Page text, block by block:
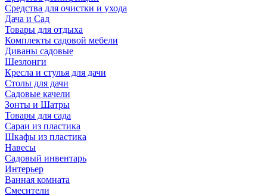
Средства для очистки и ухода
Дача и Сад
Товары для отдыха
Комплекты садовой мебели
Диваны садовые
Шезлонги
Кресла и стулья для дачи
Столы для дачи
Садовые качели
Зонты и Шатры
Товары для сада
Сараи из пластика
Шкафы из пластика
Навесы
Садовый инвентарь
Интерьер
Ванная комната
Смесители